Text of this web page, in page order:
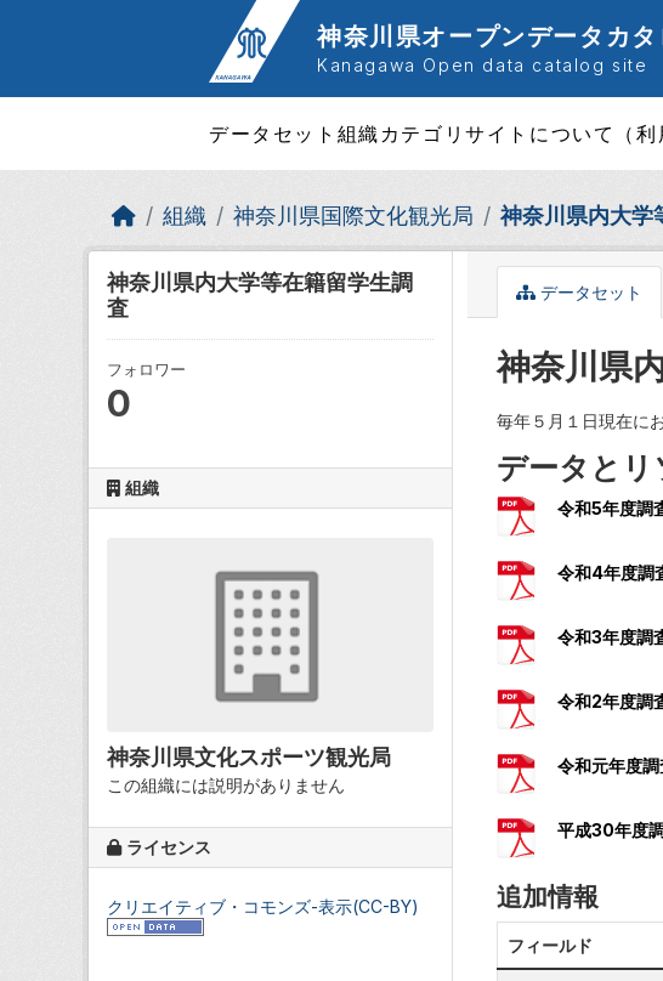
神奈川県オープンデータカタ
Kanagawa Open data catalog site
データセット 組織 カテゴリサイトについて（利
組織 神奈川県国際文化観光局 神奈川県内大学
神奈川県内大学等在籍留学生調
査
フォロワー
0
組織
神奈川県文化スポーツ観光局
この組織には説明がありません
ライセンス
クリエイティブ・コモンズ-表示(CC-BY)
データセット
神奈川県
毎年５月１日現在に
データとリ
令和5年度
令和4年度
令和3年度
令和2年度
令和元年度
平成30年度
追加情報
フィールド